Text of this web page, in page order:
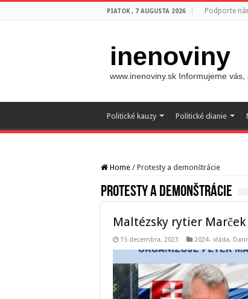
PIATOK , 7 AUGUSTA 2026 Podporte
inenoviny
www.inenoviny.sk Informujeme
Politické kauzy Politické dianie
Home / Protesty a demonštrácie
Protesty a demonštrácie
Maltézsky rytier
15 decembra, 2023 2024- vláda,